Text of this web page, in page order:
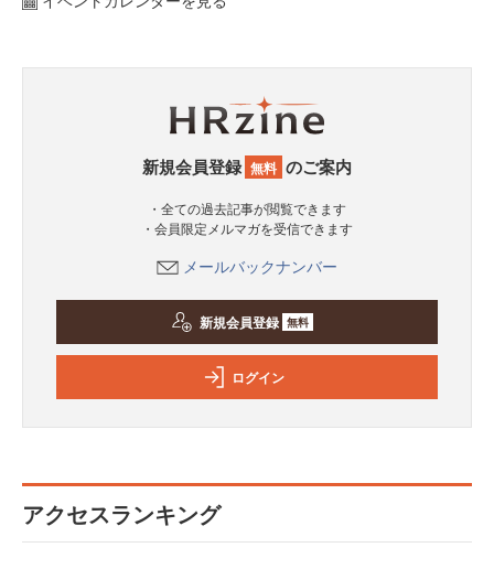
新規会員登録 無料 のご案内
・全ての過去記事が閲覧できます
・会員限定メルマガを受信できます
メールバックナンバー
新規会員登録 無料
ログイン
アクセスランキング